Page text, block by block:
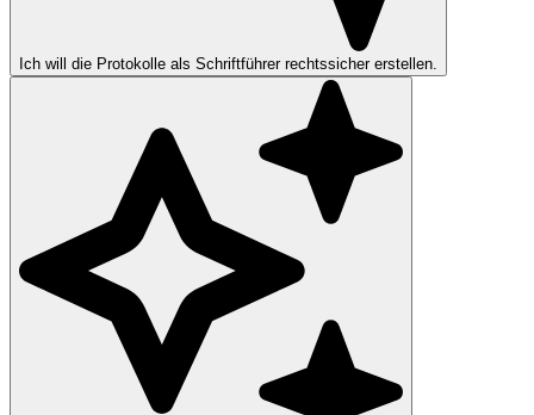
Ich will die Protokolle als Schriftführer rechtssicher erstellen.